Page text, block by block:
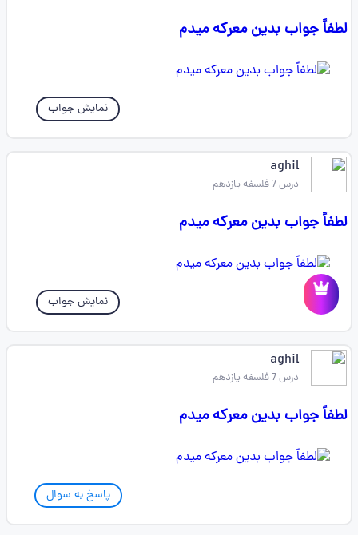
لطفاً جواب بدین معرکه میدم
نمایش جواب
aghil
درس 7 فلسفه یازدهم
لطفاً جواب بدین معرکه میدم
نمایش جواب
aghil
درس 7 فلسفه یازدهم
لطفاً جواب بدین معرکه میدم
پاسخ به سوال